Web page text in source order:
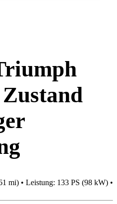
mi) • Leistung: 133 PS (98 kW) •